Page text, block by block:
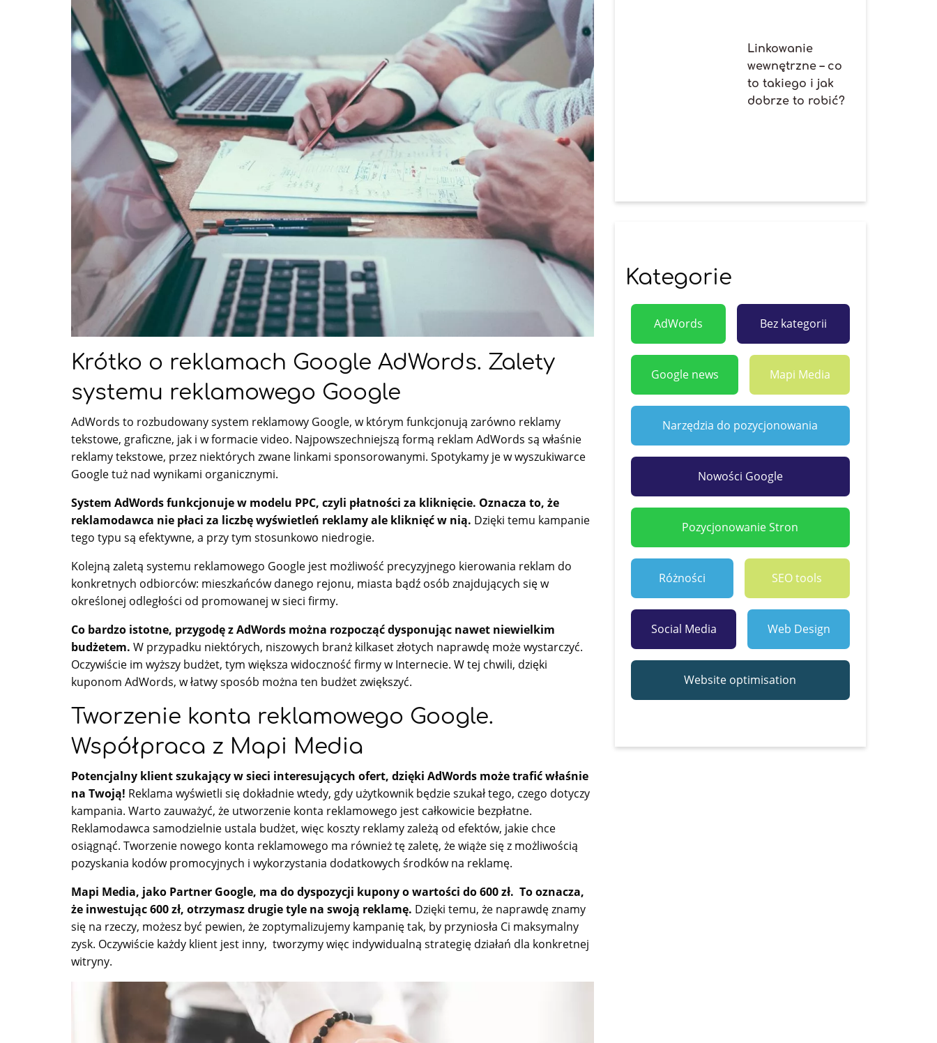
Krótko o reklamach Google AdWords. Zalety
systemu reklamowego Google
AdWords to rozbudowany system reklamowy Google, w którym funkcjonują zarówno reklamy
tekstowe, graficzne, jak i w formacie video. Najpowszechniejszą formą reklam AdWords są właśnie
reklamy tekstowe, przez niektórych zwane linkami sponsorowanymi. Spotykamy je w wyszukiwarce
Google tuż nad wynikami organicznymi.
System AdWords funkcjonuje w modelu PPC, czyli płatności za kliknięcie. Oznacza to, że
reklamodawca nie płaci za liczbę wyświetleń reklamy ale kliknięć w nią. Dzięki temu kampanie
tego typu są efektywne, a przy tym stosunkowo niedrogie.
Kolejną zaletą systemu reklamowego Google jest możliwość precyzyjnego kierowania reklam do
konkretnych odbiorców: mieszkańców danego rejonu, miasta bądź osób znajdujących się w
określonej odległości od promowanej w sieci firmy.
Co bardzo istotne, przygodę z AdWords można rozpocząć dysponując nawet niewielkim
budżetem. W przypadku niektórych, niszowych branż kilkaset złotych naprawdę może wystarczyć.
Oczywiście im wyższy budżet, tym większa widoczność firmy w Internecie. W tej chwili, dzięki
kuponom AdWords, w łatwy sposób można ten budżet zwiększyć.
Tworzenie konta reklamowego Google.
Współpraca z Mapi Media
Potencjalny klient szukający w sieci interesujących ofert, dzięki AdWords może trafić właśnie
na Twoją! Reklama wyświetli się dokładnie wtedy, gdy użytkownik będzie szukał tego, czego dotyczy
kampania. Warto zauważyć, że utworzenie konta reklamowego jest całkowicie bezpłatne.
Reklamodawca samodzielnie ustala budżet, więc koszty reklamy zależą od efektów, jakie chce
osiągnąć. Tworzenie nowego konta reklamowego ma również tę zaletę, że wiąże się z możliwością
pozyskania kodów promocyjnych i wykorzystania dodatkowych środków na reklamę.
Mapi Media, jako Partner Google, ma do dyspozycji kupony o wartości do 600 zł. To oznacza,
że inwestując 600 zł, otrzymasz drugie tyle na swoją reklamę. Dzięki temu, że naprawdę znamy
się na rzeczy, możesz być pewien, że zoptymalizujemy kampanię tak, by przyniosła Ci maksymalny
zysk. Oczywiście każdy klient jest inny, tworzymy więc indywidualną strategię działań dla konkretnej
witryny.
Linkowanie
wewnętrzne – co
to takiego i jak
dobrze to robić?
Kategorie
AdWords Bez kategorii
Google news Mapi Media
Narzędzia do pozycjonowania
Nowości Google
Pozycjonowanie Stron
Różności SEO tools
Social Media Web Design
Website optimisation